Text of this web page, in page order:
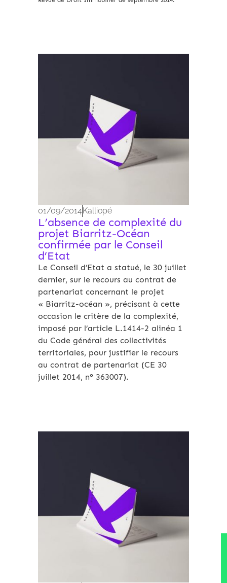
01/09/2014 Kalliopé
L’absence de complexité du
projet Biarritz-Océan
confirmée par le Conseil
d’Etat
Le Conseil d’Etat a statué, le 30 juillet
dernier, sur le recours au contrat de
partenariat concernant le projet
« Biarritz-océan », précisant à cette
occasion le critère de la complexité,
imposé par l’article L.1414-2 alinéa 1
du Code général des collectivités
territoriales, pour justifier le recours
au contrat de partenariat (CE 30
juillet 2014, n° 363007).